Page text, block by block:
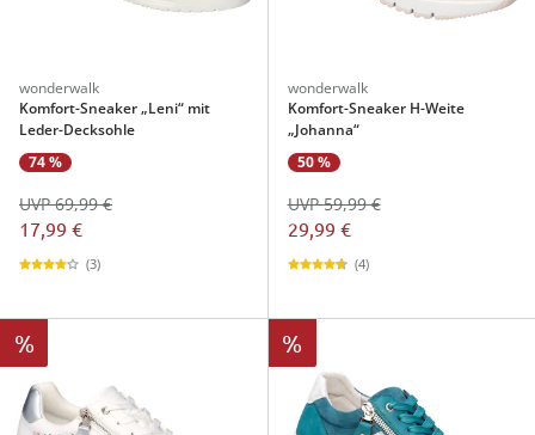
wonderwalk
Komfort-Sneaker „Leni“ mit
Leder-Decksohle
74 %
17,99 €
UVP 69,99 €
(3)
wonderwalk
Komfort-Sneaker H-Weite
„Johanna“
50 %
29,99 €
UVP 59,99 €
(4)
% %